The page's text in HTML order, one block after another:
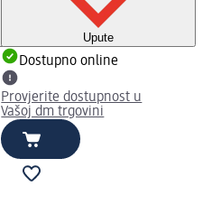
Upute
Dostupno online
Provjerite dostupnost u
Vašoj dm trgovini